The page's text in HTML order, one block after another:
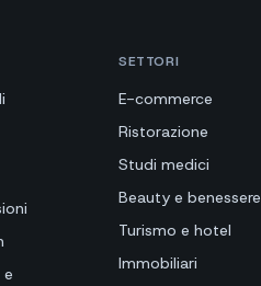
SETTORI
E-commerce
Ristorazione
Studi medici
Beauty e benessere
Turismo e hotel
Immobiliari